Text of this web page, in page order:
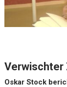
Verwischter
Oskar Stock